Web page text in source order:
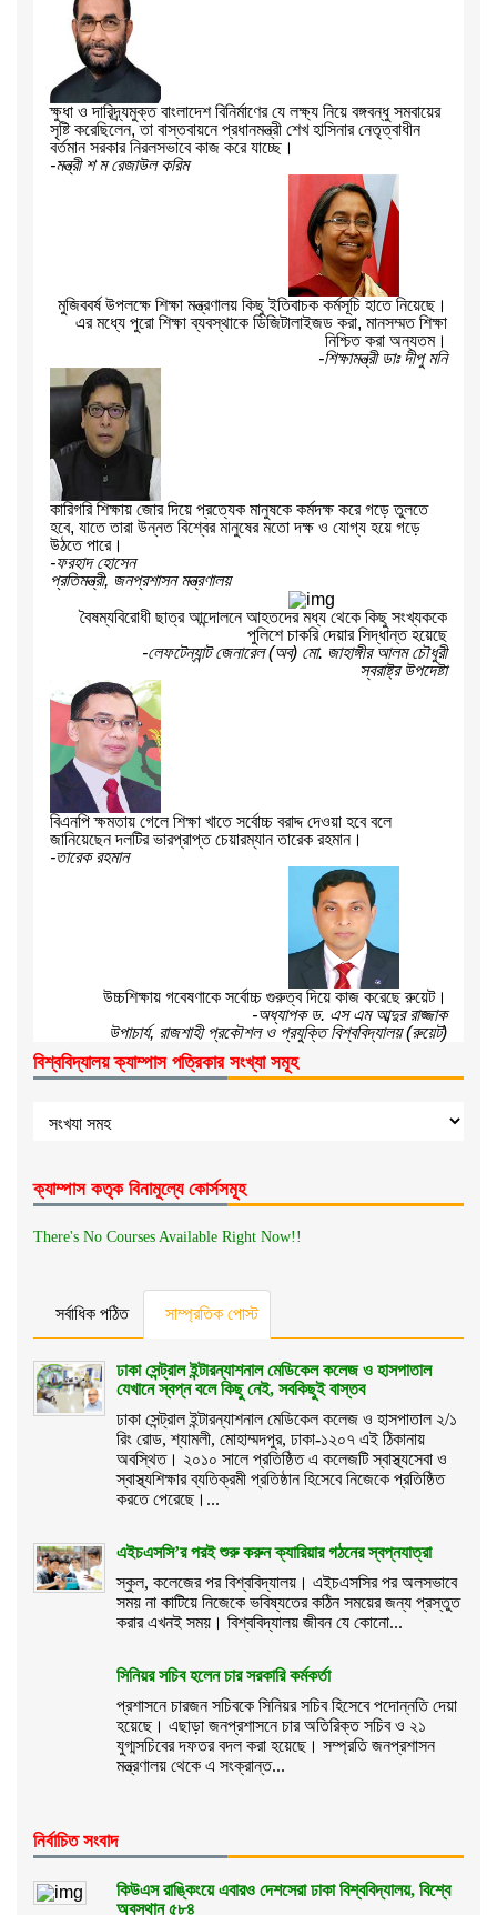
ক্ষুধা ও দারিদ্র্যমুক্ত বাংলাদেশ বিনির্মাণের যে লক্ষ্য নিয়ে বঙ্গবন্ধু সমবায়ের
সৃষ্টি করেছিলেন, তা বাস্তবায়নে প্রধানমন্ত্রী শেখ হাসিনার নেতৃত্বাধীন
বর্তমান সরকার নিরলসভাবে কাজ করে যাচ্ছে।
-মন্ত্রী শ ম রেজাউল করিম
মুজিববর্ষ উপলক্ষে শিক্ষা মন্ত্রণালয় কিছু ইতিবাচক কর্মসূচি হাতে নিয়েছে।
এর মধ্যে পুরো শিক্ষা ব্যবস্থাকে ডিজিটালাইজড করা, মানসম্মত শিক্ষা
নিশ্চিত করা অন্যতম।
-শিক্ষামন্ত্রী ডাঃ দীপু মনি
কারিগরি শিক্ষায় জোর দিয়ে প্রত্যেক মানুষকে কর্মদক্ষ করে গড়ে তুলতে
হবে, যাতে তারা উন্নত বিশ্বের মানুষের মতো দক্ষ ও যোগ্য হয়ে গড়ে
উঠতে পারে।
-ফরহাদ হোসেন
প্রতিমন্ত্রী, জনপ্রশাসন মন্ত্রণালয়
বৈষম্যবিরোধী ছাত্র আন্দোলনে আহতদের মধ্য থেকে কিছু সংখ্যককে
পুলিশে চাকরি দেয়ার সিদ্ধান্ত হয়েছে
-লেফটেন্যান্ট জেনারেল (অব) মো. জাহাঙ্গীর আলম চৌধুরী
স্বরাষ্ট্র উপদেষ্টা
বিএনপি ক্ষমতায় গেলে শিক্ষা খাতে সর্বোচ্চ বরাদ্দ দেওয়া হবে বলে
জানিয়েছেন দলটির ভারপ্রাপ্ত চেয়ারম্যান তারেক রহমান।
-তারেক রহমান
উচ্চশিক্ষায় গবেষণাকে সর্বোচ্চ গুরুত্ব দিয়ে কাজ করেছে রুয়েট।
-অধ্যাপক ড. এস এম আব্দুর রাজ্জাক
উপাচার্য, রাজশাহী প্রকৌশল ও প্রযুক্তি বিশ্ববিদ্যালয় (রুয়েট)
বিশ্ববিদ্যালয় ক্যাম্পাস পত্রিকার সংখ্যা সমূহ
ক্যাম্পাস কতৃক বিনামূল্যে কোর্সসমূহ
There's No Courses Available Right Now!!
সর্বাধিক পঠিত সাম্প্রতিক পোস্ট
ঢাকা সেন্ট্রাল ইন্টারন্যাশনাল মেডিকেল কলেজ ও হাসপাতাল
যেখানে স্বপ্ন বলে কিছু নেই, সবকিছুই বাস্তব
ঢাকা সেন্ট্রাল ইন্টারন্যাশনাল মেডিকেল কলেজ ও হাসপাতাল ২/১
রিং রোড, শ্যামলী, মোহাম্মদপুর, ঢাকা-১২০৭ এই ঠিকানায়
অবস্থিত। ২০১০ সালে প্রতিষ্ঠিত এ কলেজটি স্বাস্থ্যসেবা ও
স্বাস্থ্যশিক্ষার ব্যতিক্রমী প্রতিষ্ঠান হিসেবে নিজেকে প্রতিষ্ঠিত
করতে পেরেছে।...
এইচএসসি’র পরই শুরু করুন ক্যারিয়ার গঠনের স্বপ্নযাত্রা
স্কুল, কলেজের পর বিশ্ববিদ্যালয়। এইচএসসির পর অলসভাবে
সময় না কাটিয়ে নিজেকে ভবিষ্যতের কঠিন সময়ের জন্য প্রস্তুত
করার এখনই সময়। বিশ্ববিদ্যালয় জীবন যে কোনো...
সিনিয়র সচিব হলেন চার সরকারি কর্মকর্তা
প্রশাসনে চারজন সচিবকে সিনিয়র সচিব হিসেবে পদোন্নতি দেয়া
হয়েছে। এছাড়া জনপ্রশাসনে চার অতিরিক্ত সচিব ও ২১
যুগ্মসচিবের দফতর বদল করা হয়েছে। সম্প্রতি জনপ্রশাসন
মন্ত্রণালয় থেকে এ সংক্রান্ত...
নির্বাচিত সংবাদ
কিউএস রাঙ্কিংয়ে এবারও দেশসেরা ঢাকা বিশ্ববিদ্যালয়, বিশ্বে
অবস্থান ৫৮৪